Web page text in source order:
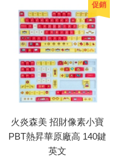
促銷
火炎森美 招財像素小寶
PBT熱昇華原廠高 140鍵
英文